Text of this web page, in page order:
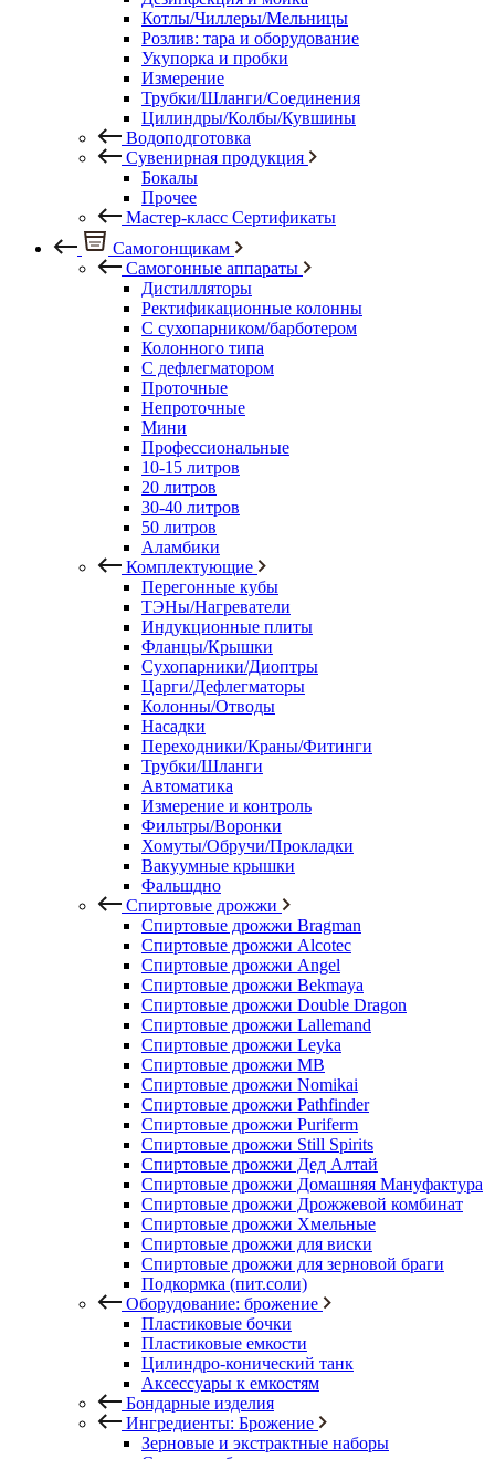
Котлы/Чиллеры/Мельницы
Розлив: тара и оборудование
Укупорка и пробки
Измерение
Трубки/Шланги/Соединения
Цилиндры/Колбы/Кувшины
Водоподготовка
Сувенирная продукция
Бокалы
Прочее
Мастер-класс Сертификаты
Самогонщикам
Самогонные аппараты
Дистилляторы
Ректификационные колонны
С сухопарником/барботером
Колонного типа
С дефлегматором
Проточные
Непроточные
Мини
Профессиональные
10-15 литров
20 литров
30-40 литров
50 литров
Аламбики
Комплектующие
Перегонные кубы
ТЭНы/Нагреватели
Индукционные плиты
Фланцы/Крышки
Сухопарники/Диоптры
Царги/Дефлегматоры
Колонны/Отводы
Насадки
Переходники/Краны/Фитинги
Трубки/Шланги
Автоматика
Измерение и контроль
Фильтры/Воронки
Хомуты/Обручи/Прокладки
Вакуумные крышки
Фальшдно
Спиртовые дрожжи
Спиртовые дрожжи Bragman
Спиртовые дрожжи Alcotec
Спиртовые дрожжи Angel
Спиртовые дрожжи Bekmaya
Спиртовые дрожжи Double Dragon
Спиртовые дрожжи Lallemand
Спиртовые дрожжи Leyka
Спиртовые дрожжи MB
Спиртовые дрожжи Nomikai
Спиртовые дрожжи Pathfinder
Спиртовые дрожжи Puriferm
Спиртовые дрожжи Still Spirits
Спиртовые дрожжи Дед Алтай
Спиртовые дрожжи Домашняя Мануфактура
Спиртовые дрожжи Дрожжевой комбинат
Спиртовые дрожжи Хмельные
Спиртовые дрожжи для виски
Спиртовые дрожжи для зерновой браги
Подкормка (пит.соли)
Оборудование: брожение
Пластиковые бочки
Пластиковые емкости
Цилиндро-конический танк
Аксессуары к емкостям
Бондарные изделия
Ингредиенты: Брожение
Зерновые и экстрактные наборы